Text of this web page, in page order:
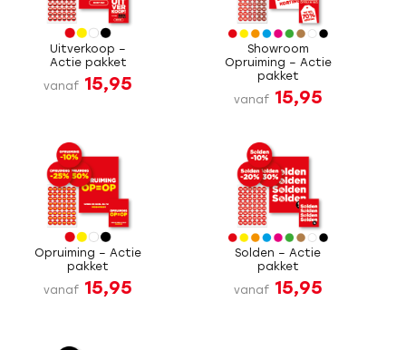
Uitverkoop –
Actie pakket
vanaf 15,95
Showroom
Opruiming – Actie
pakket
vanaf 15,95
Opruiming – Actie
pakket
vanaf 15,95
Solden – Actie
pakket
vanaf 15,95